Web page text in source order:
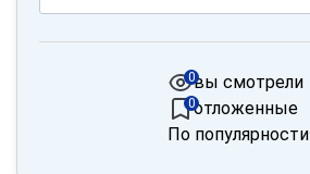
вы смотрели
0
отложенные
0
По популярности